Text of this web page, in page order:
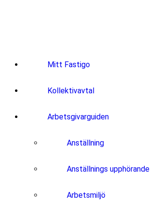
Mitt Fastigo
Kollektivavtal
Arbetsgivarguiden
Anställning
Anställnings upphörande
Arbetsmiljö